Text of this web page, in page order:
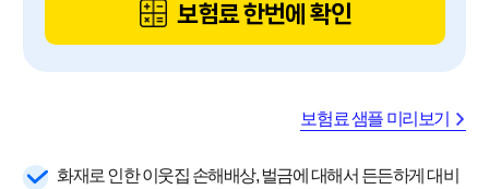
보험료 한번에 확인
보험료 샘플 미리보기
화재로 인한 이웃집 손해배상, 벌금에 대해서 든든하게 대비